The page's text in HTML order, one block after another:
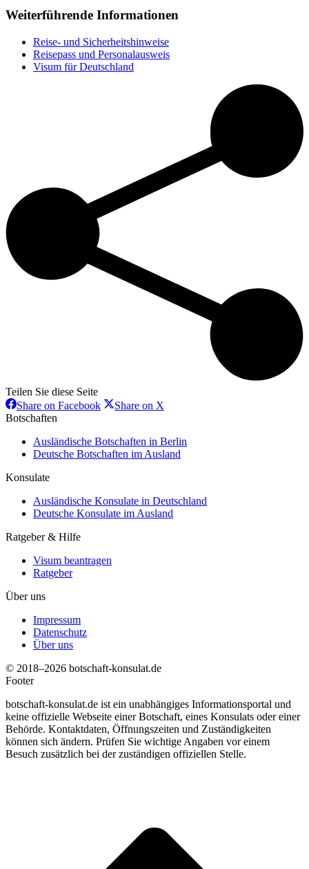
Weiterführende Informationen
Reise- und Sicherheitshinweise
Reisepass und Personalausweis
Visum für Deutschland
Teilen Sie diese Seite
Share on FacebookShareShare on X
Botschaften
Ausländische Botschaften in Berlin
Deutsche Botschaften im Ausland
Konsulate
Ausländische Konsulate in Deutschland
Deutsche Konsulate im Ausland
Ratgeber & Hilfe
Visum beantragen
Ratgeber
Über uns
Impressum
Datenschutz
Über uns
© 2018–2026 botschaft-konsulat.de
Footer
botschaft-konsulat.de ist ein unabhängiges Informationsportal und
keine offizielle Webseite einer Botschaft, eines Konsulats oder einer
Behörde. Kontaktdaten, Öffnungszeiten und Zuständigkeiten
können sich ändern. Prüfen Sie wichtige Angaben vor einem
Besuch zusätzlich bei der zuständigen offiziellen Stelle.